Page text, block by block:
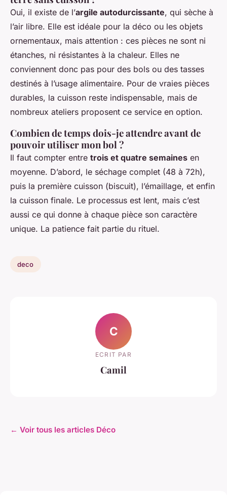
Oui, il existe de l’argile autodurcissante, qui sèche à
l’air libre. Elle est idéale pour la déco ou les objets
ornementaux, mais attention : ces pièces ne sont ni
étanches, ni résistantes à la chaleur. Elles ne
conviennent donc pas pour des bols ou des tasses
destinés à l’usage alimentaire. Pour de vraies pièces
durables, la cuisson reste indispensable, mais de
nombreux ateliers proposent ce service en option.
Combien de temps dois-je attendre avant de
pouvoir utiliser mon bol ?
Il faut compter entre trois et quatre semaines en
moyenne. D’abord, le séchage complet (48 à 72h),
puis la première cuisson (biscuit), l’émaillage, et enfin
la cuisson finale. Le processus est lent, mais c’est
aussi ce qui donne à chaque pièce son caractère
unique. La patience fait partie du rituel.
deco
C
ECRIT PAR
Camil
← Voir tous les articles Déco